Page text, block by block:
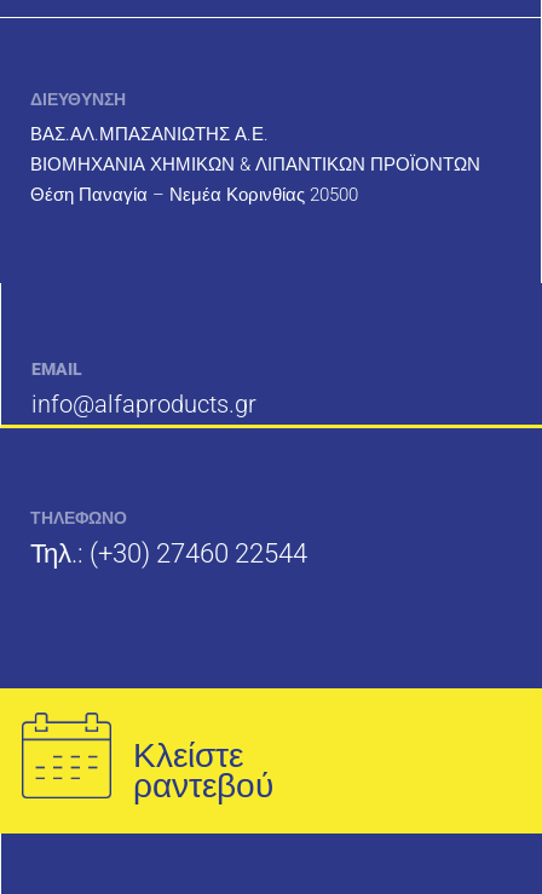
ΔΙΕΥΘΥΝΣΗ
ΒΑΣ.ΑΛ.ΜΠΑΣΑΝΙΩΤΗΣ Α.Ε.
ΒΙΟΜΗΧΑΝΙΑ ΧΗΜΙΚΩΝ & ΛΙΠΑΝΤΙΚΩΝ ΠΡΟΪΟΝΤΩΝ
Θέση Παναγία – Νεμέα Κορινθίας 20500
EMAIL
info@alfaproducts.gr
ΤΗΛΕΦΩΝΟ
Τηλ.: (+30) 27460 22544
Κλείστε
ραντεβού